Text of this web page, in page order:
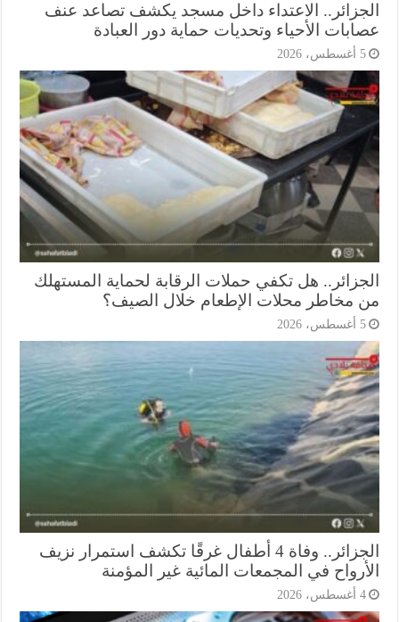
الاعتداء داخل مسجد يكشف تصاعد عنف
الأحياء وتحديات حماية دور العبادة
هل تكفي حملات الرقابة لحماية المستهلك
مخاطر محلات الإطعام خلال الصيف؟
الجزائر.. وفاة 4 أطفال غرقًا تكشف استمرار نزيف
في المجمعات المائية غير المؤمنة